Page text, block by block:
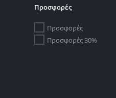
Προσφορές
Προσφορές
Προσφορές 30%